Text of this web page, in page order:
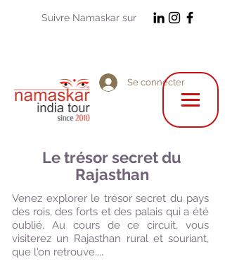
Suivre Namaskar sur
Se connecter
Le trésor secret du
Rajasthan
Venez explorer le trésor secret du pays
des rois, des forts et des palais qui a été
oublié. Au cours de ce circuit, vous
visiterez un Rajasthan rural et souriant,
que l'on retrouve....